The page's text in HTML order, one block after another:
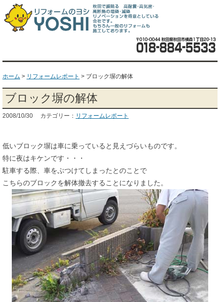
ホーム > リフォームレポート > ブロック塀の解体
ブロック塀の解体
2008/10/30 カテゴリー： リフォームレポート
低いブロック塀は車に乗っていると見えづらいものです。
特に夜はキケンです・・・
駐車する際、車をぶつけてしまったとのことで
こちらのブロックを解体撤去することになりました。